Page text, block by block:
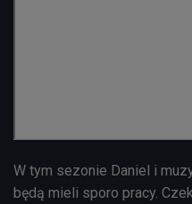
W tym sezonie Daniel i
będą mieli sporo pracy.